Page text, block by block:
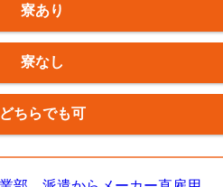
寮あり
寮なし
どちらでも可